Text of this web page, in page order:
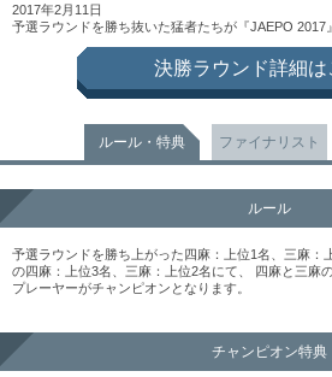
2017年2月11日
予選ラウンドを勝ち抜いた猛者たちが『JAEPO 2017
決勝ラウンド詳細は
ルール・特典 ファイナリスト
ルール
予選ラウンドを勝ち上がった四麻：上位1名、三麻：
の四麻：上位3名、三麻：上位2名にて、 四麻と三麻
プレーヤーがチャンピオンとなります。
チャンピオン特典